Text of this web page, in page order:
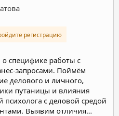
регистрацию
специфике работы с
запросами. Поймём
делового и личного,
путаницы и влияния
с деловой средой
Выявим отличия...